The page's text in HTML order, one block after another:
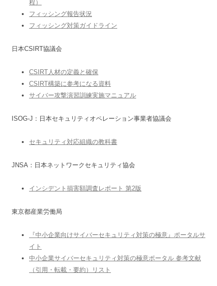
程）
フィッシング報告状況
フィッシング対策ガイドライン
日本CSIRT協議会
CSIRT人材の定義と確保
CSIRT構築に参考になる資料
サイバー攻撃演習訓練実施マニュアル
ISOG-J：日本セキュリティオペレーション事業者協議会
セキュリティ対応組織の教科書
JNSA：日本ネットワークセキュリティ協会
インシデント損害額調査レポート 第2版
東京都産業労働局
『中小企業向けサイバーセキュリティ対策の極意』ポータルサ
イト
中小企業サイバーセキュリティ対策の極意ポータル 参考文献
（引用・転載・要約）リスト